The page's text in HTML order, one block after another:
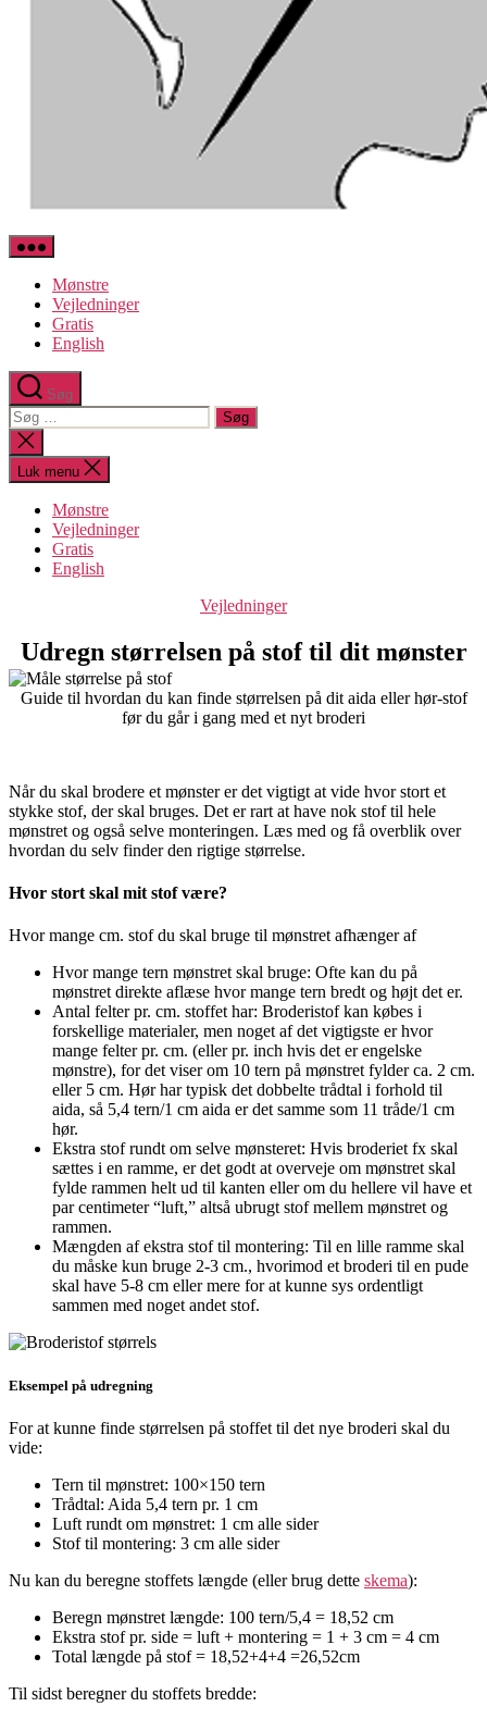
KonenmedNaalen.dk
Mønstre
Vejledninger
Gratis
English
Søg
Search
for:
Close
search
Luk menu
Mønstre
Vejledninger
Gratis
English
Categories
Vejledninger
Udregn størrelsen på stof til dit mønster
Guide til hvordan du kan finde størrelsen på dit aida eller hør-stof
før du går i gang med et nyt broderi
Når du skal brodere et mønster er det vigtigt at vide hvor stort et
stykke stof, der skal bruges. Det er rart at have nok stof til hele
mønstret og også selve monteringen. Læs med og få overblik over
hvordan du selv finder den rigtige størrelse.
Hvor stort skal mit stof være?
Hvor mange cm. stof du skal bruge til mønstret afhænger af
Hvor mange tern mønstret skal bruge: Ofte kan du på
mønstret direkte aflæse hvor mange tern bredt og højt det er.
Antal felter pr. cm. stoffet har: Broderistof kan købes i
forskellige materialer, men noget af det vigtigste er hvor
mange felter pr. cm. (eller pr. inch hvis det er engelske
mønstre), for det viser om 10 tern på mønstret fylder ca. 2 cm.
eller 5 cm. Hør har typisk det dobbelte trådtal i forhold til
aida, så 5,4 tern/1 cm aida er det samme som 11 tråde/1 cm
hør.
Ekstra stof rundt om selve mønsteret: Hvis broderiet fx skal
sættes i en ramme, er det godt at overveje om mønstret skal
fylde rammen helt ud til kanten eller om du hellere vil have et
par centimeter “luft,” altså ubrugt stof mellem mønstret og
rammen.
Mængden af ekstra stof til montering: Til en lille ramme skal
du måske kun bruge 2-3 cm., hvorimod et broderi til en pude
skal have 5-8 cm eller mere for at kunne sys ordentligt
sammen med noget andet stof.
Eksempel på udregning
For at kunne finde størrelsen på stoffet til det nye broderi skal du
vide:
Tern til mønstret: 100×150 tern
Trådtal: Aida 5,4 tern pr. 1 cm
Luft rundt om mønstret: 1 cm alle sider
Stof til montering: 3 cm alle sider
Nu kan du beregne stoffets længde (eller brug dette skema):
Beregn mønstret længde: 100 tern/5,4 = 18,52 cm
Ekstra stof pr. side = luft + montering = 1 + 3 cm = 4 cm
Total længde på stof = 18,52+4+4 =26,52cm
Til sidst beregner du stoffets bredde: